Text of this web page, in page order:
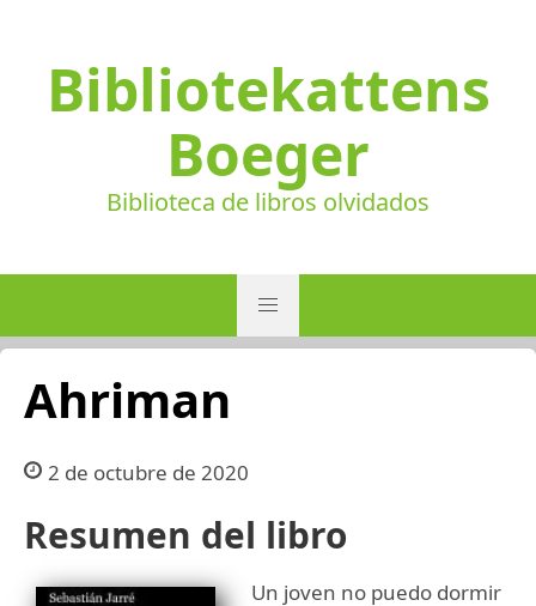
Bibliotekattens
Boeger
Biblioteca de libros olvidados
Ahriman
2 de octubre de 2020
Resumen del libro
Un joven no puedo dormir